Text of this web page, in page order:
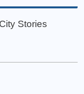
Stories